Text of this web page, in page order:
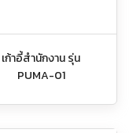
เก้าอี้สำนักงาน รุ่น
PUMA-01